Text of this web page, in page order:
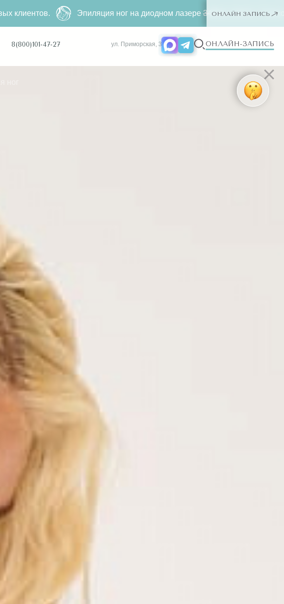
8(800)101-47-27 ул. Приморская, 3 ОНЛАЙН-ЗАПИСЬ
Эпиляция ног на диодном лазере3490 р.1000 р. Только для новых
ОНЛАЙН ЗАПИСЬ